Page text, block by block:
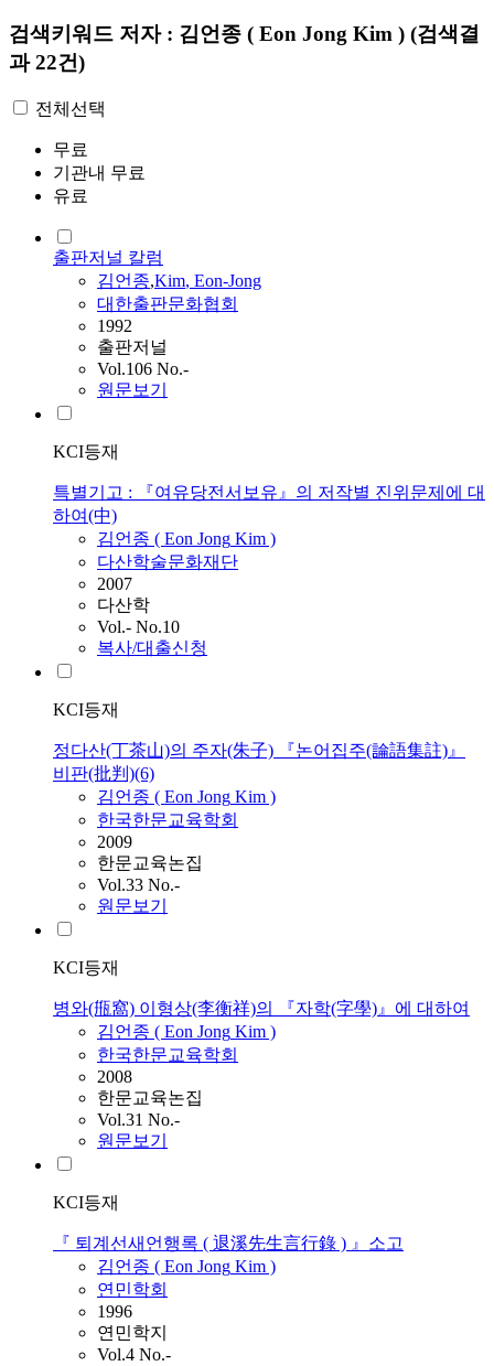
검색키워드 저자 : 김언종 ( Eon Jong Kim ) (검색결
과 22건)
전체선택
무료
기관내 무료
유료
출판저널 칼럼
김언종,Kim, Eon-Jong
대한출판문화협회
1992
출판저널
Vol.106 No.-
원문보기
KCI등재
특별기고 : 『여유당전서보유』의 저작별 진위문제에 대
하여(中)
김언종 ( Eon Jong Kim )
다산학술문화재단
2007
다산학
Vol.- No.10
복사/대출신청
KCI등재
정다산(丁茶山)의 주자(朱子) 『논어집주(論語集註)』
비판(批判)(6)
김언종 ( Eon Jong Kim )
한국한문교육학회
2009
한문교육논집
Vol.33 No.-
원문보기
KCI등재
병와(甁窩) 이형상(李衡祥)의 『자학(字學)』에 대하여
김언종 ( Eon Jong Kim )
한국한문교육학회
2008
한문교육논집
Vol.31 No.-
원문보기
KCI등재
『 퇴계선새언행록 ( 退溪先生言行錄 ) 』소고
김언종 ( Eon Jong Kim )
연민학회
1996
연민학지
Vol.4 No.-